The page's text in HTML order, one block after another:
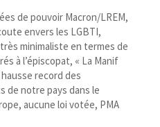
de pouvoir Macron/​LREM,
envers les LGBTI,
minimaliste en termes de
à l’épiscopat, « La Manif
record des
de notre pays dans le
aucune loi votée, PMA